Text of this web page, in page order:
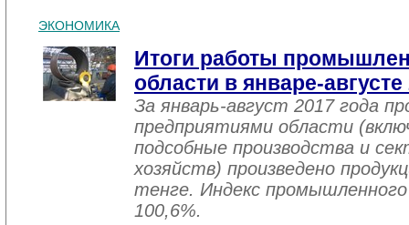
ЭКОНОМИКА
Итоги работы
области в январе-августе
За январь-август 2017 года
предприятиями области
подсобные производства и
хозяйств) произведено
тенге. Индекс
100,6%.